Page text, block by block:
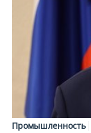
Промышленность